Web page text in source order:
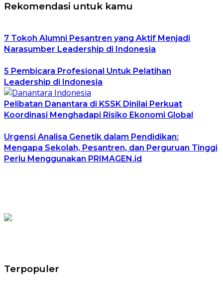
Rekomendasi untuk kamu
7 Tokoh Alumni Pesantren yang Aktif Menjadi
Narasumber Leadership di Indonesia
5 Pembicara Profesional Untuk Pelatihan
Leadership di Indonesia
Pelibatan Danantara di KSSK Dinilai Perkuat
Koordinasi Menghadapi Risiko Ekonomi Global
Urgensi Analisa Genetik dalam Pendidikan:
Mengapa Sekolah, Pesantren, dan Perguruan Tinggi
Perlu Menggunakan PRIMAGEN.id
Terpopuler